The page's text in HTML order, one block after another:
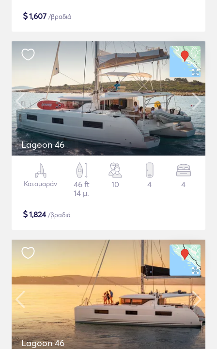
$1,607 /βραδιά
Lagoon 46
Καταμαράν
46 ft
14 μ.
10 4 4
$1,824/βραδιά
Lagoon 46